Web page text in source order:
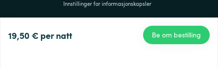
19,50 € per natt Be om bestilling
Innstillinger for informasjonskapsler